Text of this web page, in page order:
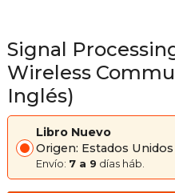
Signal
Wireless
Inglés)
Libro Nuevo
Origen: Estados Unidos
Envío: 7 a 9 días háb.